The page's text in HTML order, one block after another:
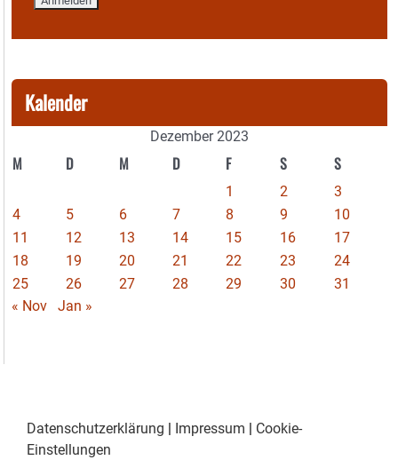
Kalender
Dezember 2023
M D M D F S S
1 2
3
4
5 6 7 8 9
10
11
12 13 14 15 16
17
18
19 20 21 22 23
24
25
26 27 28 29 30
31
« Nov
Jan »
Datenschutzerklärung | Impressum | Cookie-
Einstellungen